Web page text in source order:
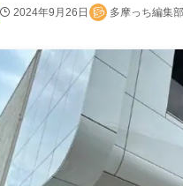
2024年9月26日 多摩っち編集部